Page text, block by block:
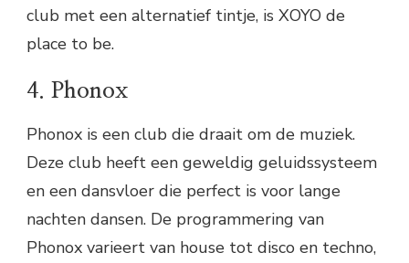
club met een alternatief tintje, is XOYO de
place to be.
4. Phonox
Phonox is een club die draait om de muziek.
Deze club heeft een geweldig geluidssysteem
en een dansvloer die perfect is voor lange
nachten dansen. De programmering van
Phonox varieert van house tot disco en techno,